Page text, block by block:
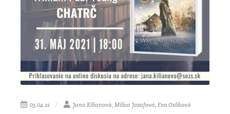
05.04.21
Jana Kilianová, Milica Jozafová, Eva Oslíková